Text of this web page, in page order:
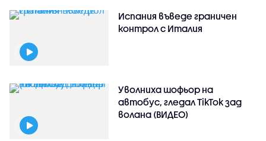
Испания въведе граничен
контрол с Италия
Уволниха шофьор на
автобус, гледал TikTok зад
волана (ВИДЕО)